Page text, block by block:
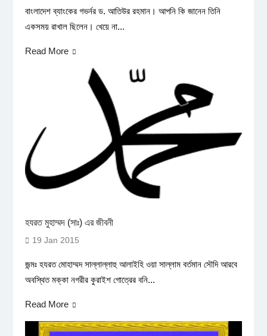
বাংলাদেশ ব্যাংকের গভর্নর ড. আতিউর রহমান। আপনি কি জানেন তিনি
একসময় রাখাল ছিলেন। খেয়ে না...
Read More
হযরত মুহাম্মদ (সাঃ) এর জীবনী
19 Jan 2015
জন্মঃ হযরত মোহাম্মদ সাল্লাল্লাহু আলাইহি ওয়া সাল্লাম বর্তমান সৌদি আরবে
অবস্থিত মক্কা নগরীর কুরাইশ গোত্রের বনি...
Read More